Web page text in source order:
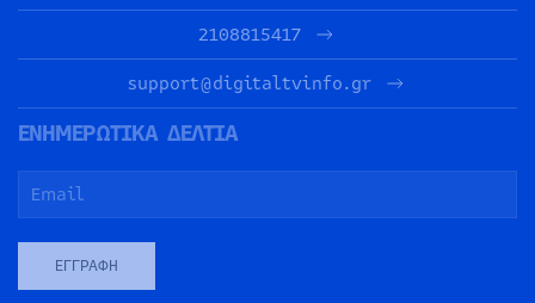
2108815417
support@digitaltvinfo.gr
ΕΝΗΜΕΡΩΤΙΚΑ ΔΕΛΤΙΑ
ΕΓΓΡΑΦΉ